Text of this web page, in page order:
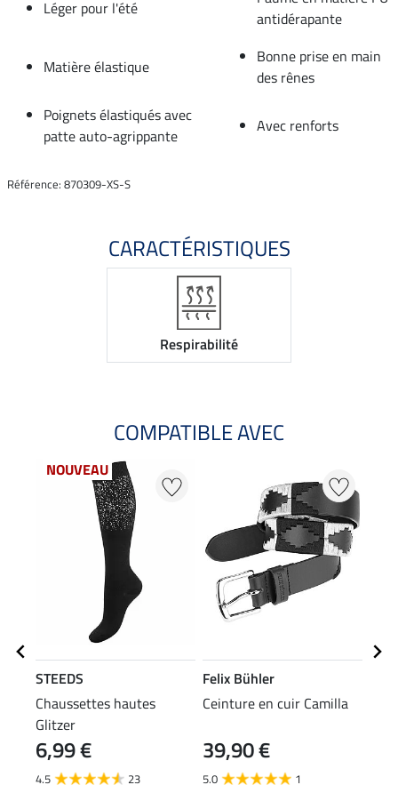
Léger pour l'été
antidérapante
Matière élastique
Bonne prise en main
des rênes
Poignets élastiqués avec
patte auto-agrippante
Avec renforts
Référence: 870309-XS-S
CARACTÉRISTIQUES
Respirabilité
COMPATIBLE AVEC
NOUVEAU
STEEDS
Chaussettes hautes
Glitzer
6,99 €
4.5 23
Felix Bühler
Ceinture en cuir Camilla
39,90 €
5.0 1